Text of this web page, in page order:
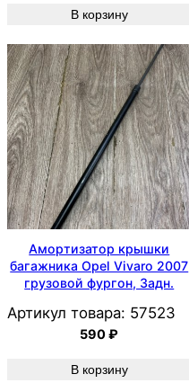
В корзину
Амортизатор крышки
багажника Opel Vivaro 2007
грузовой фургон, Задн.
Артикул товара: 57523
590₽
В корзину